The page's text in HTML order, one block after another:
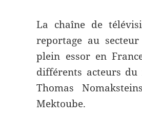
La chaîne de
reportage au
plein essor en
différents acteurs
Thomas
Mektoube.